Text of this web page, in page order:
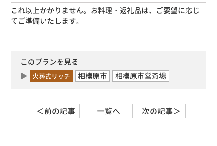
これ以上かかりません。お料理・返礼品は、ご要望に応じ
てご準備いたします。
このプランを見る
火葬式リッチ 相模原市 相模原市営斎場
＜前の記事 一覧へ 次の記事＞